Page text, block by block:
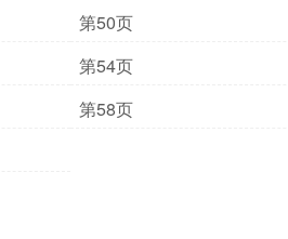
第50页
第54页
第58页